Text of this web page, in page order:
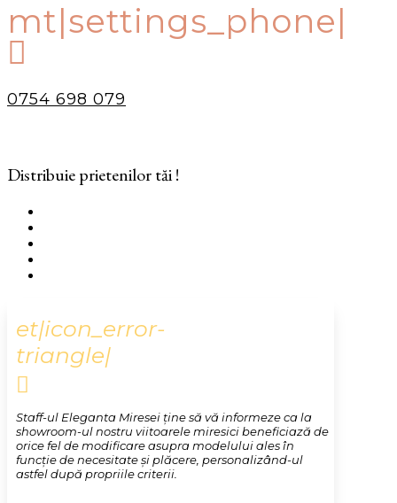
mt|settings_phone|

0754 698 079
Distribuie prietenilor tăi !
et|icon_error-
triangle|

Staff-ul Eleganta Miresei ține să vă informeze ca la
showroom-ul nostru viitoarele miresici beneficiază de
orice fel de modificare asupra modelului ales în
funcție de necesitate și plăcere, personalizând-ul
astfel după propriile criterii.